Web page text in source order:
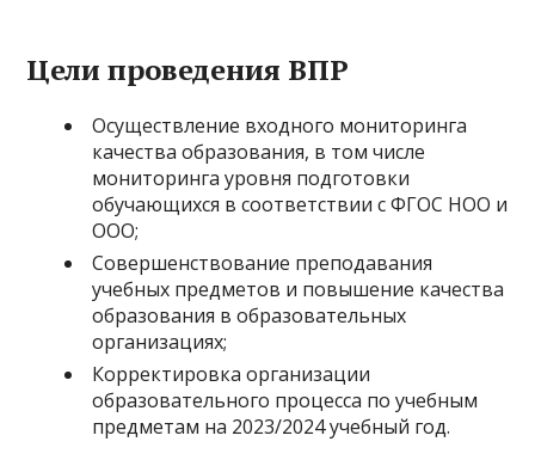
Цели проведения ВПР
Осуществление входного мониторинга
качества образования, в том числе
мониторинга уровня подготовки
обучающихся в соответствии с ФГОС НОО и
ООО;
Совершенствование преподавания
учебных предметов и повышение качества
образования в образовательных
организациях;
Корректировка организации
образовательного процесса по учебным
предметам на 2023/2024 учебный год.